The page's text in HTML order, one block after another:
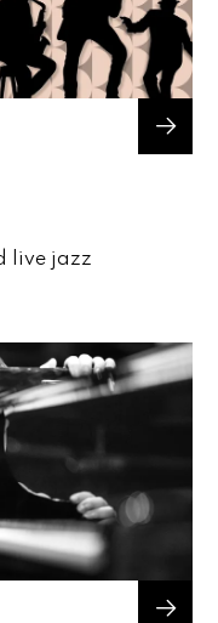
live jazz